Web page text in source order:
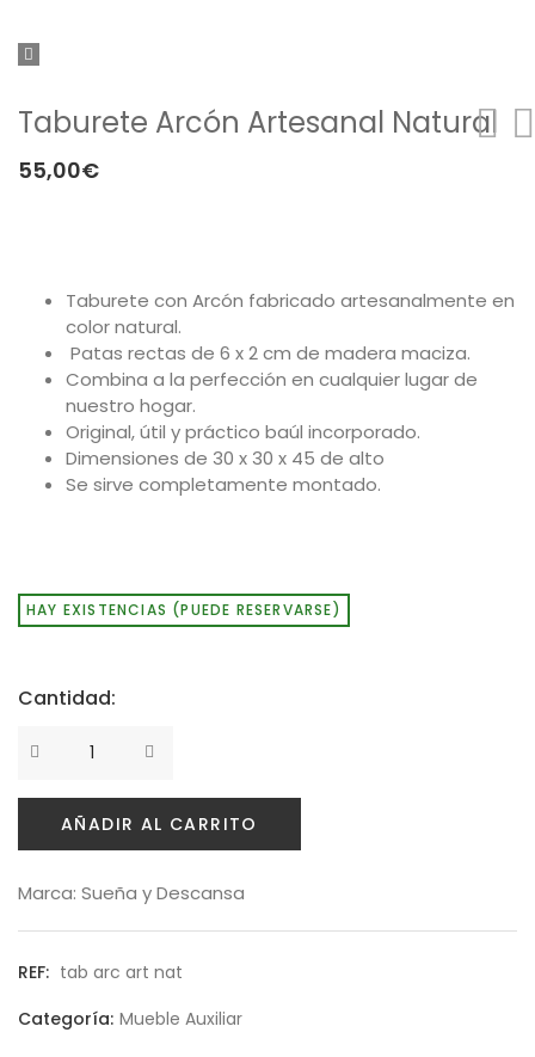
Taburete Arcón Artesanal Natural
55,00€
Taburete con Arcón fabricado artesanalmente en
color natural.
Patas rectas de 6 x 2 cm de madera maciza.
Combina a la perfección en cualquier lugar de
nuestro hogar.
Original, útil y práctico baúl incorporado.
Dimensiones de 30 x 30 x 45 de alto
Se sirve completamente montado.
HAY EXISTENCIAS (PUEDE RESERVARSE)
Cantidad:
AÑADIR AL CARRITO
Marca: Sueña y Descansa
REF: tab arc art nat
Categoría: Mueble Auxiliar